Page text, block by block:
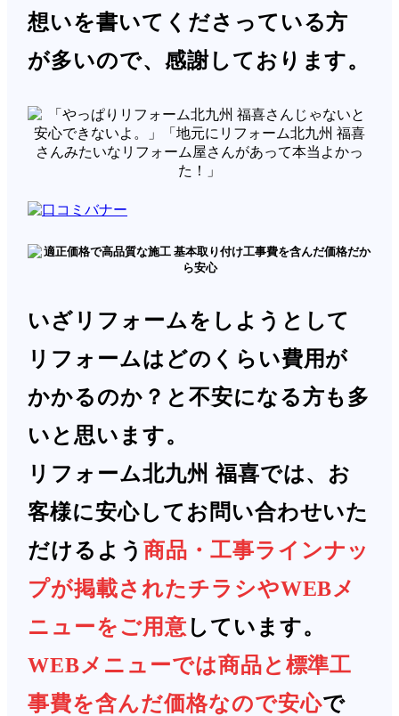
想いを書いてくださっている方
が多いので、感謝しております。
いざリフォームをしようとして
リフォームはどのくらい費用が
かかるのか？と不安になる方も多
いと思います。
リフォーム北九州 福喜では、お
客様に安心してお問い合わせいた
だけるよう 商品・工事ラインナッ
プが掲載されたチラシやWEBメ
ニューをご用意 しています。
WEBメニューでは商品と標準工
事費を含んだ価格なので安心で